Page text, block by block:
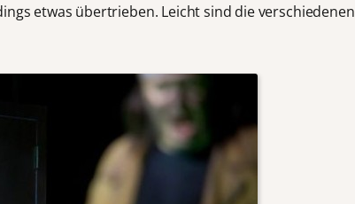
etwas übertrieben. Leicht sind die verschiedenen